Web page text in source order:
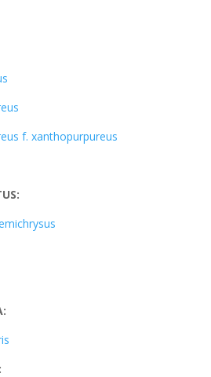
f. xanthopurpureus